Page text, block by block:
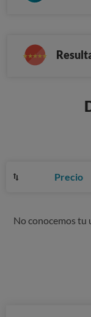
Precio
No conocemos tu